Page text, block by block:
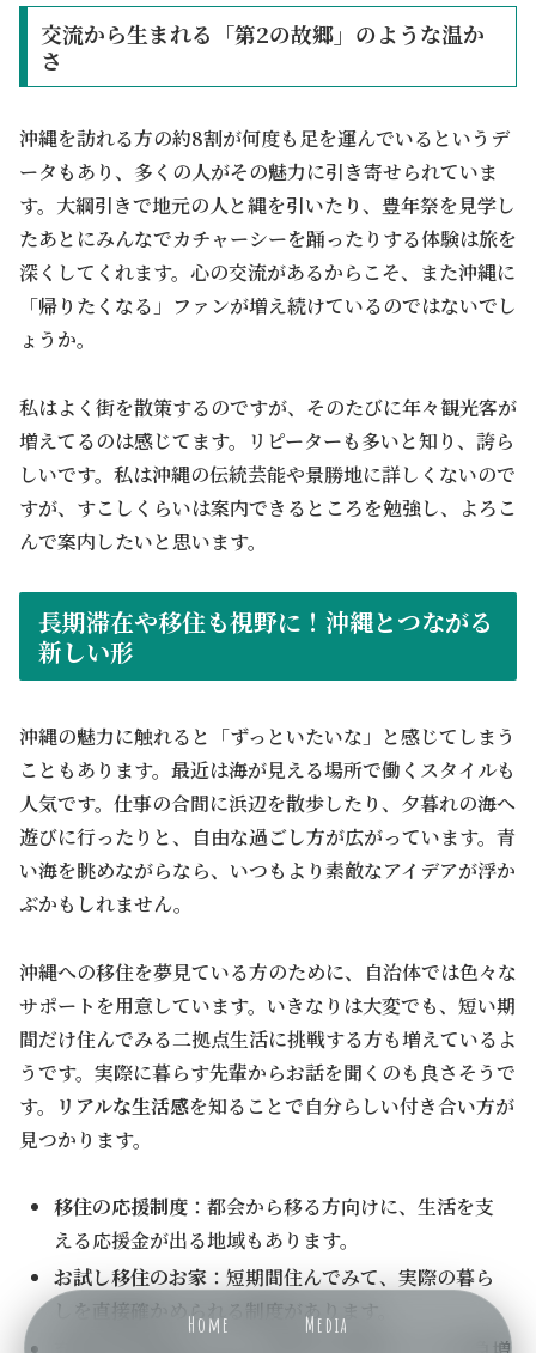
Home Media
交流から生まれる「第2の故郷」のような温か
さ
沖縄を訪れる方の約8割が何度も足を運んでいるというデ
ータもあり、多くの人がその魅力に引き寄せられていま
す。大綱引きで地元の人と縄を引いたり、豊年祭を見学し
たあとにみんなでカチャーシーを踊ったりする体験は旅を
深くしてくれます。心の交流があるからこそ、また沖縄に
「帰りたくなる」ファンが増え続けているのではないでし
ょうか。
私はよく街を散策するのですが、そのたびに年々観光客が
増えてるのは感じてます。リピーターも多いと知り、誇ら
しいです。私は沖縄の伝統芸能や景勝地に詳しくないので
すが、すこしくらいは案内できるところを勉強し、よろこ
んで案内したいと思います。
長期滞在や移住も視野に！沖縄とつながる
新しい形
沖縄の魅力に触れると「ずっといたいな」と感じてしまう
こともあります。最近は海が見える場所で働くスタイルも
人気です。仕事の合間に浜辺を散歩したり、夕暮れの海へ
遊びに行ったりと、自由な過ごし方が広がっています。青
い海を眺めながらなら、いつもより素敵なアイデアが浮か
ぶかもしれません。
沖縄への移住を夢見ている方のために、自治体では色々な
サポートを用意しています。いきなりは大変でも、短い期
間だけ住んでみる二拠点生活に挑戦する方も増えているよ
うです。実際に暮らす先輩からお話を聞くのも良さそうで
す。
リアルな生活感を知ることで自分らしい付き合い方が
見つかります。
移住の応援制度 ：都会から移る方向けに、生活を支
える応援金が出る地域もあります。
お試し移住のお家 ：短期間住んでみて、実際の暮ら
しを直接確かめられる制度があります。